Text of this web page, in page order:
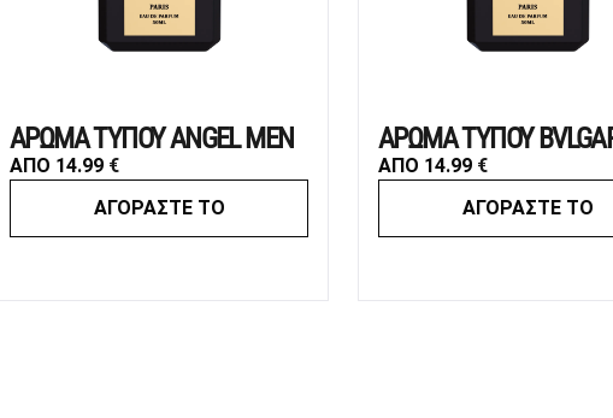
ΑΡΩΜΑ ΤΥΠΟΥ ANGEL MEN
ΑΠΟ 14.99 €
ΑΓΟΡΑΣΤΕ ΤΟ
ΑΠΟ 14.99 €
ΑΓΟΡΑΣΤΕ ΤΟ